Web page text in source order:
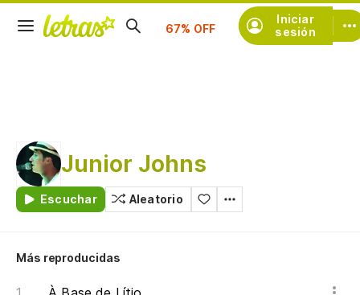
Iniciar
sesión
Suscríbete
Junior Johns
Escuchar Aleatorio
Más reproducidas